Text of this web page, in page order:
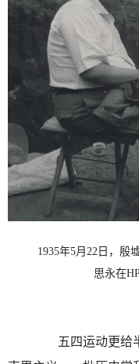
1935年5月22日，殷
思永在
五四运动更给半